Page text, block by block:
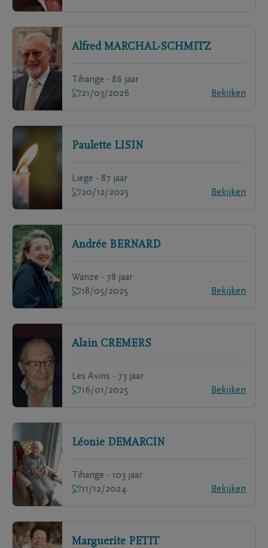
Alfred MARCHAL-SCHMITZ
Tihange - 86 jaar
21/03/2026
Bekijken
Paulette LISIN
Liege - 87 jaar
20/12/2025
Bekijken
Andrée BERNARD
Wanze - 78 jaar
18/05/2025
Bekijken
Alain CREMERS
Les Avins - 73 jaar
16/01/2025
Bekijken
Léonie DEMARCIN
Tihange - 103 jaar
11/12/2024
Bekijken
Marguerite PETIT